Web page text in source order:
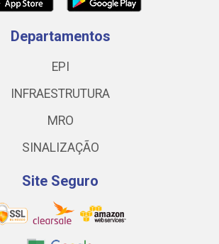
Departamentos
EPI
INFRAESTRUTURA
MRO
SINALIZAÇÃO
Site Seguro